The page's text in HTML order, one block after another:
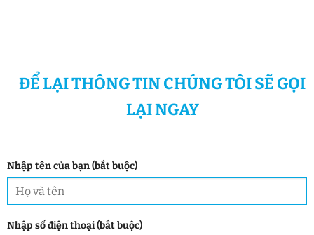
ĐỂ LẠI THÔNG TIN CHÚNG TÔI SẼ GỌI
LẠI NGAY
Nhập tên của bạn (bắt buộc)
Nhập số điện thoại (bắt buộc)